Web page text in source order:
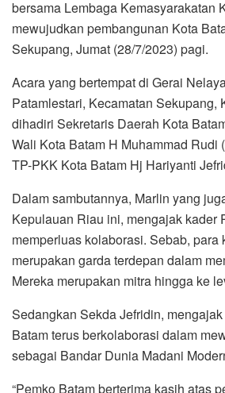
bersama Lembaga Kemasyarakatan
mewujudkan pembangunan Kota
Sekupang, Jumat (28/7/2023) pagi.
Acara yang bertempat di Gerai
Patamlestari, Kecamatan Sekupang,
dihadiri Sekretaris Daerah Kota
Wali Kota Batam H Muhammad Rudi
TP-PKK Kota Batam Hj Hariyanti
Dalam sambutannya, Marlin yang
Kepulauan Riau ini, mengajak kader
memperluas kolaborasi. Sebab, para
merupakan garda terdepan dalam
Mereka merupakan mitra hingga ke
Sedangkan Sekda Jefridin,
Batam terus berkolaborasi dalam
sebagai Bandar Dunia Madani
“Pemko Batam berterima kasih atas